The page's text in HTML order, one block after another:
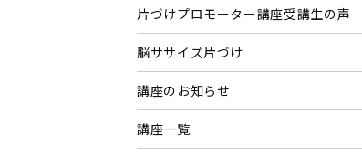
片づけプロモーター講座受講生の声
脳ササイズ片づけ
講座のお知らせ
講座一覧